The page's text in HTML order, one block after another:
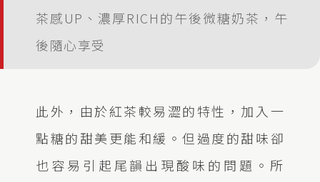
茶感UP、濃厚RICH的午後微糖奶茶，午
後隨心享受
此外，由於紅茶較易澀的特性，加入一
點糖的甜美更能和緩。但過度的甜味卻
也容易引起尾韻出現酸味的問題。所